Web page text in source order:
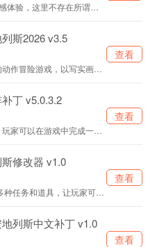
体验，这里不存在所谓正
侠盗猎车手圣安地列斯2026 v3.5
作冒险游戏，以写实画风
旅！
查看
丁 v5.0.3.2
家可以在游戏中完成一系
查看
修改器 v1.0
任务和道具，让玩家可以
查看
列斯中文补丁 v1.0
查看